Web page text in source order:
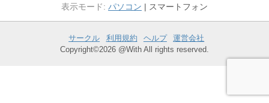
パソコン スマートフォン
サークル 利用規約 ヘルプ
運営会社
Copyright©2026 @With All rights reserved.